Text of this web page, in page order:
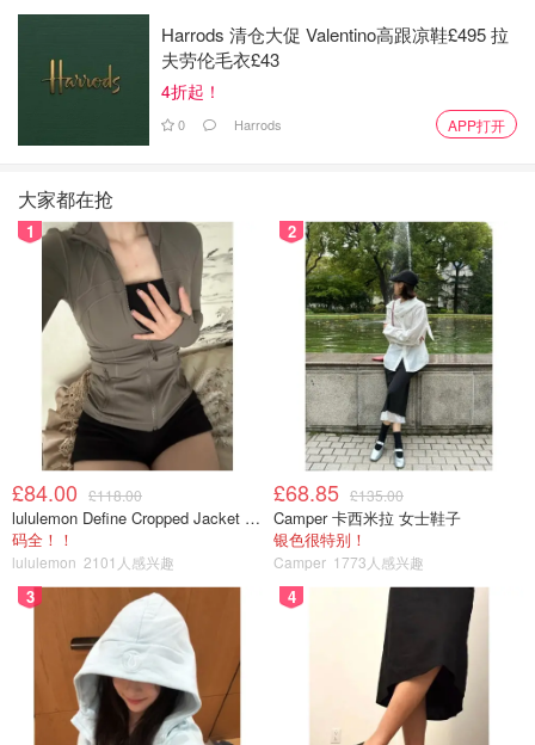
Harrods 清仓大促 Valentino高跟凉鞋£495 拉
夫劳伦毛衣£43
4折起！
0 Harrods APP打开
大家都在抢
1
£84.00 £118.00
lululemon Define Cropped Jacket Nulu 短款夹克
码全！！
lululemon 2101人感兴趣
2
£68.85 £135.00
Camper 卡西米拉 女士鞋子
银色很特别！
Camper 1773人感兴趣
3 4